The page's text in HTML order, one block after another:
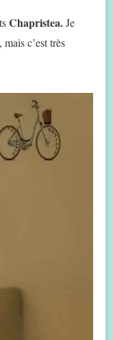
Chapristea.Je
c’est très